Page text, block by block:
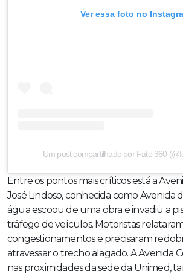
Ver essa foto no
Um post compartilhado por Fato 360
Entre os pontos mais críticos está a
José Lindoso, conhecida como Avenida
água escoou de uma obra e invadiu a
tráfego de veículos. Motoristas
congestionamentos e precisaram
atravessar o trecho alagado. A Avenida
nas proximidades da sede da Unimed,